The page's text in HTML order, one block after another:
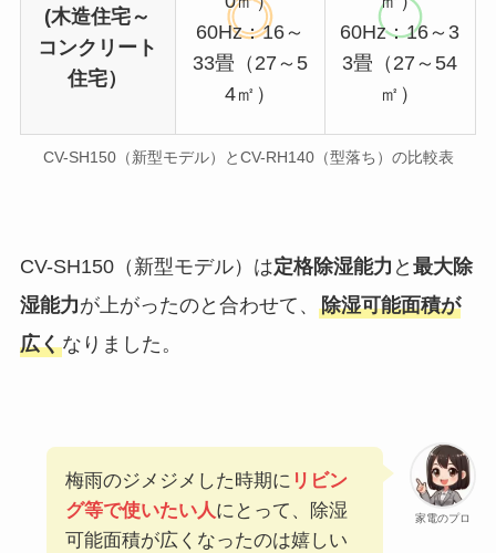
(木造住宅～
コンクリート
住宅）
60Hz：16～
33畳（27～5
4㎡）
60Hz：16～3
3畳（27～54
㎡）
CV-SH150（新型モデル）とCV-RH140（型落ち）の比較表
CV-SH150（新型モデル）は定格除湿能力 と 最大除
湿能力が上がったのと合わせて、 除湿可能面積が
広くなりました。
家電のプロ
梅雨のジメジメした時期に リビン
グ等で使いたい人にとって、除湿
可能面積が広くなったのは嬉しい